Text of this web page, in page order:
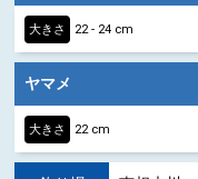
大きさ 22 - 24 cm
ヤマメ
大きさ 22 cm